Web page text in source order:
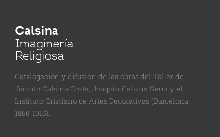
Catalogación y difusión de las obras del Taller de
Jacinto Calsina Costa, Joaquin Calsina Serra y el
Instituto Cristiano de Artes Decorativas (Barcelona
1850-1915).